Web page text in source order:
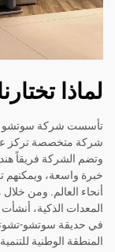
لماذا
شركة متخصصة تركز
وتضم الشركة فريقاً
خبرة واسعة، ويمكنهم
أنحاء العالم. ومن
في حديقة سوتشو-
المنطقة الوطنية